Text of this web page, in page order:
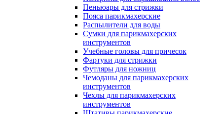
Пеньюары для стрижки
Пояса парикмахерские
Распылители для воды
Сумки для парикмахерских
инструментов
Учебные головы для причесок
Фартуки для стрижки
Футляры для ножниц
Чемоданы для парикмахерских
инструментов
Чехлы для парикмахерских
инструментов